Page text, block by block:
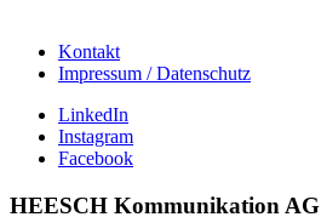
Kontakt
Impressum / Datenschutz
LinkedIn
Instagram
Facebook
HEESCH Kommunikation AG